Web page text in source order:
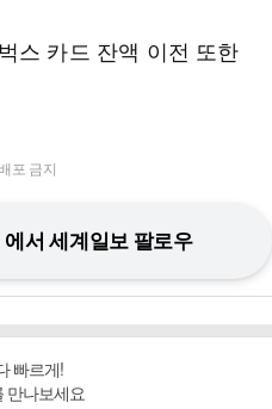
스 카드 잔액 이전 또한
포 금지
에서 세계일보 팔로우
빠르게!
만나보세요